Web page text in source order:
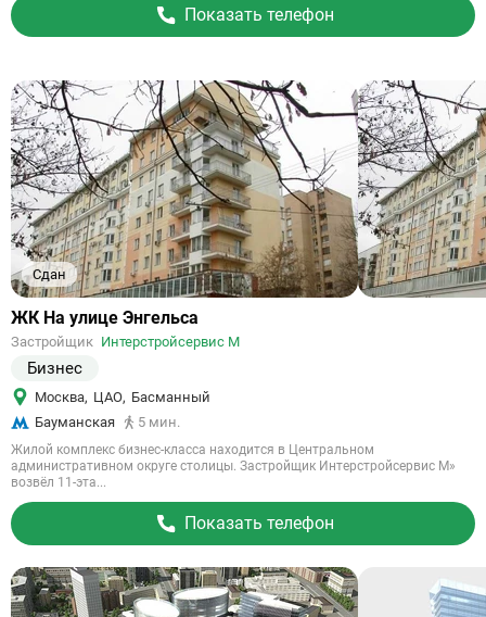
Показать телефон
Сдан
Ссылка
объект
ЖК На улице Энгельса
Застройщик Интерстройсервис М
Бизнес
Москва, ЦАО, Басманный
Бауманская
5 мин.
Жилой комплекс бизнес-класса находится в Центральном
административном округе столицы. Застройщик Интерстройсервис М»
возвёл 11-эта...
Показать телефон